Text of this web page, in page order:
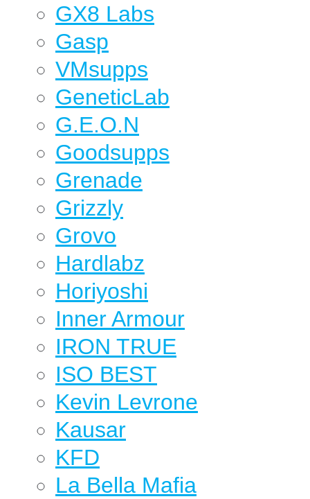
GX8 Labs
Gasp
VMsupps
GeneticLab
G.E.O.N
Goodsupps
Grenade
Grizzly
Grovo
Hardlabz
Horiyoshi
Inner Armour
IRON TRUE
ISO BEST
Kevin Levrone
Kausar
KFD
La Bella Mafia